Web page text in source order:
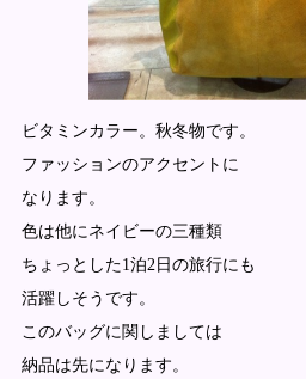
ビタミンカラー。秋冬物です。
ファッションのアクセントに
なります。
色は他にネイビーの三種類
ちょっとした1泊2日の旅行にも
活躍しそうです。
このバッグに関しましては
納品は先になります。